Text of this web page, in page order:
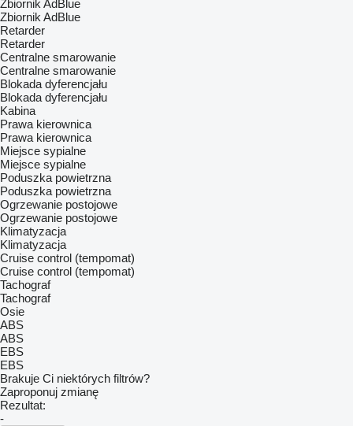
Zbiornik AdBlue
Zbiornik AdBlue
Retarder
Retarder
Centralne smarowanie
Centralne smarowanie
Blokada dyferencjału
Blokada dyferencjału
Kabina
Prawa kierownica
Prawa kierownica
Miejsce sypialne
Miejsce sypialne
Poduszka powietrzna
Poduszka powietrzna
Ogrzewanie postojowe
Ogrzewanie postojowe
Klimatyzacja
Klimatyzacja
Cruise control (tempomat)
Cruise control (tempomat)
Tachograf
Tachograf
Osie
ABS
ABS
EBS
EBS
Brakuje Ci niektórych filtrów?
Zaproponuj zmianę
Rezultat:
-